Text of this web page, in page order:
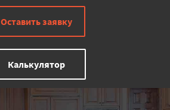
Оставить заявку
Калькулятор